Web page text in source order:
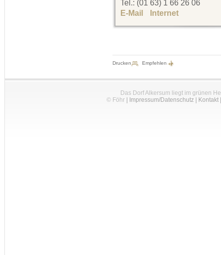
Tel.: (01 63) 1 66 26 06
E-Mail
Internet
Drucken Empfehlen
Das Dorf Alkersum liegt im grünen
© Föhr| Impressum/Datenschutz| Kontakt